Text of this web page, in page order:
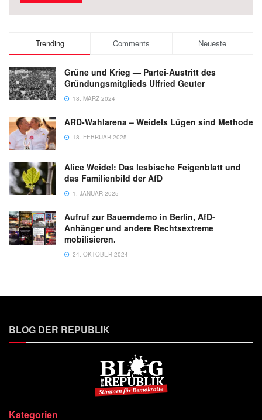
Trending Comments Neueste
Grüne und Krieg — Partei-Austritt des
Gründungsmitglieds Ulfried Geuter
18. MÄRZ 2024
ARD-Wahlarena – Weidels Lügen sind Methode
18. FEBRUAR 2025
Alice Weidel: Das lesbische Feigenblatt und
das Familienbild der AfD
1. JANUAR 2025
Aufruf zur Bauerndemo in Berlin, AfD-
Anhänger und andere Rechtsextreme
mobilisieren.
24. OKTOBER 2024
BLOG DER REPUBLIK
Kategorien